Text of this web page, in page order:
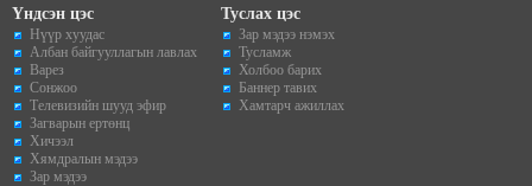
Үндсэн цэс
Нүүр хуудас
Албан байгууллагын лавлах
Варез
Сонжоо
Телевизийн шууд эфир
Загварын ертөнц
Хичээл
Хямдралын мэдээ
Зар мэдээ
Туслах цэс
Зар мэдээ нэмэх
Тусламж
Холбоо барих
Баннер тавих
Хамтарч ажиллах